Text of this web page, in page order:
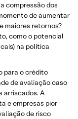
compressão dos
de aumentar
maiores retornos?
como o potencial
na política
para o crédito
de avaliação caso
arriscados. A
e empresas pior
de risco